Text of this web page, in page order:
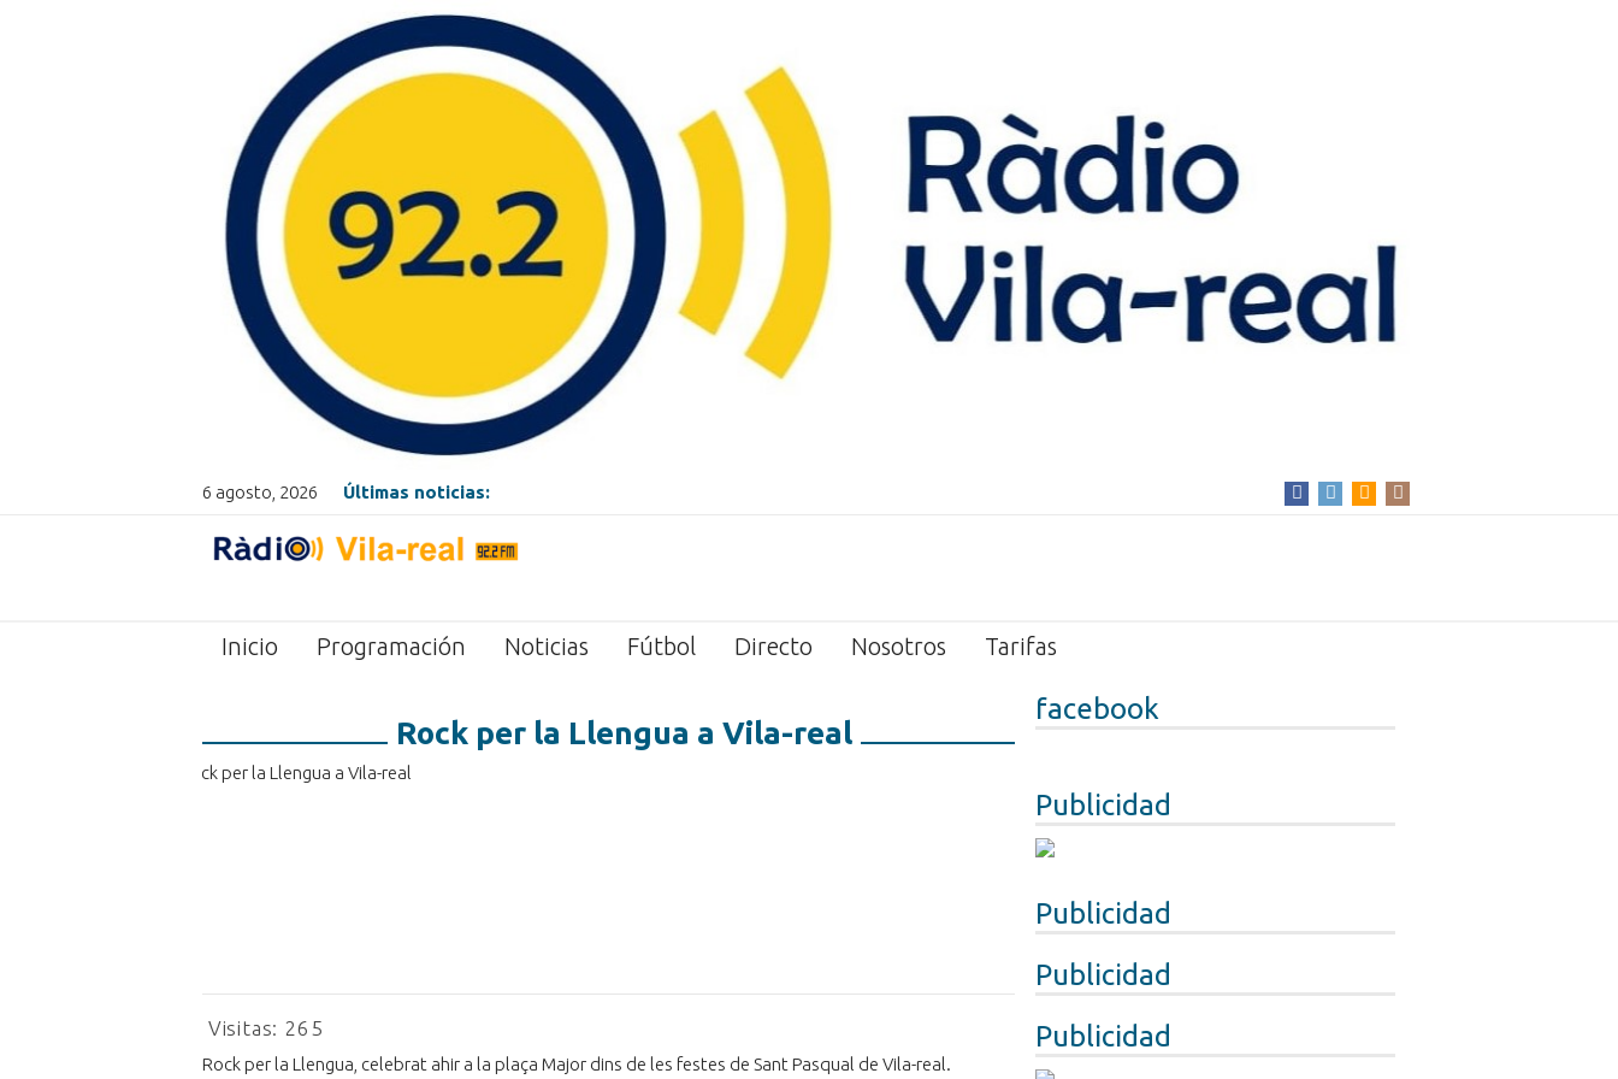
6 agosto, 2026 Últimas noticias:
Inicio Programación Noticias Fútbol Directo Nosotros Tarifas
facebook
Publicidad
Publicidad
Publicidad
Publicidad
Rock per la Llengua a Vila-real
Visitas: 265
Rock per la Llengua, celebrat ahir a la plaça Major dins de les festes de Sant Pasqual de Vila-real.